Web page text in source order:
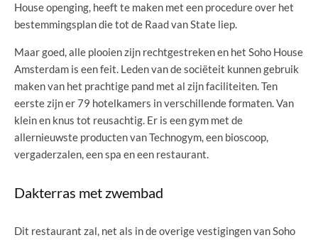
House openging, heeft te maken met een procedure over het
bestemmingsplan die tot de Raad van State liep.
Maar goed, alle plooien zijn rechtgestreken en het Soho House
Amsterdam is een feit. Leden van de sociëteit kunnen gebruik
maken van het prachtige pand met al zijn faciliteiten. Ten
eerste zijn er 79 hotelkamers in verschillende formaten. Van
klein en knus tot reusachtig. Er is een gym met de
allernieuwste producten van Technogym, een bioscoop,
vergaderzalen, een spa en een restaurant.
Dakterras met zwembad
Dit restaurant zal, net als in de overige vestigingen van Soho